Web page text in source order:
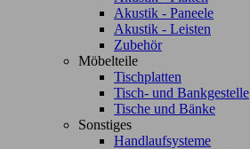
Akustik - Paneele
Akustik - Leisten
Zubehör
Möbelteile
Tischplatten
Tisch- und Bankgestelle
Tische und Bänke
Sonstiges
Handlaufsysteme